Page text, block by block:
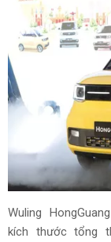
Wuling
kích thước tổng